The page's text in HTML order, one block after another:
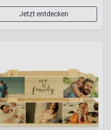
Jetzt entdecken